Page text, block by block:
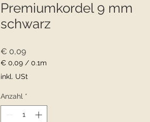
Premiumkordel 9 mm
schwarz
€ 0,09Preis
€ 0,09 / 0.1m
€ 0,09
0.1
Meter
inkl. USt
Anzahl *